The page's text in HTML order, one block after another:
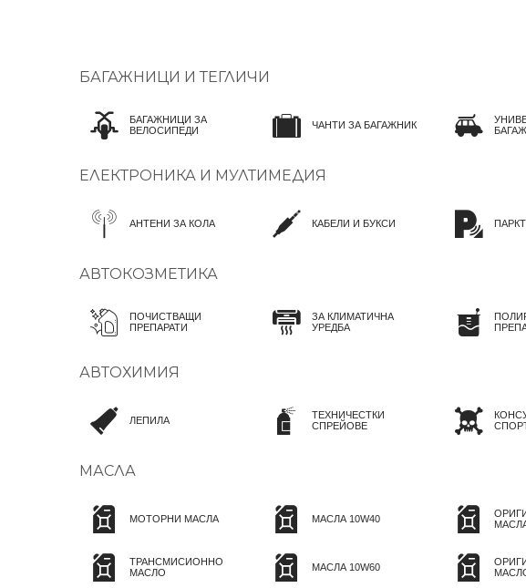
БАГАЖНИЦИ И ТЕГЛИЧИ
БАГАЖНИЦИ ЗА
ВЕЛОСИПЕДИ
ЧАНТИ ЗА БАГАЖНИК
ЕЛЕКТРОНИКА И МУЛТИМЕДИЯ
АНТЕНИ ЗА КОЛА КАБЕЛИ И БУКСИ
АВТОКОЗМЕТИКА
ПОЧИСТВАЩИ
ПРЕПАРАТИ
ЗА КЛИМАТИЧНА
УРЕДБА
АВТОХИМИЯ
ЛЕПИЛА
ТЕХНИЧЕСТКИ
СПРЕЙОВЕ
МАСЛА
МОТОРНИ МАСЛА
ТРАНСМИСИОННО
МАСЛО
МАСЛА 10W40
МАСЛА 10W60